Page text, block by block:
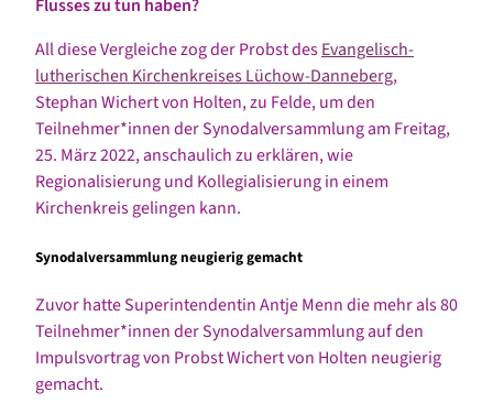
Flusses zu tun haben?
All diese Vergleiche zog der Probst desEvangelisch-
lutherischen Kirchenkreises Lüchow-Danneberg,
Stephan Wichert von Holten, zu Felde, um den
Teilnehmer*innen der Synodalversammlung am Freitag,
25. März 2022, anschaulich zu erklären, wie
Regionalisierung und Kollegialisierung in einem
Kirchenkreis gelingen kann.
Synodalversammlung neugierig gemacht
Zuvor hatte Superintendentin Antje Menn die mehr als 80
Teilnehmer*innen der Synodalversammlung auf den
Impulsvortrag von Probst Wichert von Holten neugierig
gemacht.